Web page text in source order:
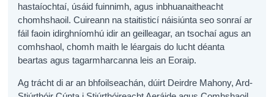
hastaíochtaí, úsáid fuinnimh, agus inbhuanaitheacht
chomhshaoil. Cuireann na staitisticí náisiúnta seo sonraí ar
fáil faoin idirghníomhú idir an geilleagar, an tsochaí agus an
comhshaol, chomh maith le léargais do lucht déanta
beartas agus tagarmharcanna leis an Eoraip.
Ag trácht di ar an bhfoilseachán, dúirt Deirdre Mahony, Ard-